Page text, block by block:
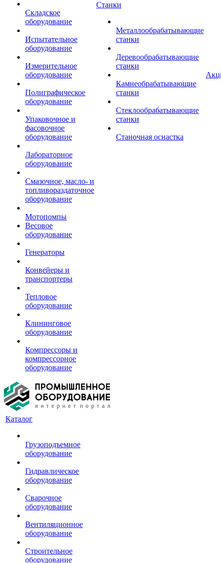
Складское
оборудование
Испытательное
оборудование
Измерительное
оборудование
Полиграфическое
оборудование
Упаковочное и
фасовочное
оборудование
Лабораторное
оборудование
Смазочное, масло- и
топливораздаточное
оборудование
Мотопомпы
Весовое
оборудование
Генераторы
Конвейеры и
транспортеры
Тепловое
оборудование
Клининговое
оборудование
Компрессоры и
компрессорное
оборудование
Станки
Металлообрабатывающие
станки
Деревообрабатывающие
станки
Камнеобрабатывающие
станки
Стеклообрабатывающие
станки
Станочная оснастка
Каталог
Грузоподъемное
оборудование
Гидравлическое
оборудование
Сварочное
оборудование
Вентиляционное
оборудование
Строительное
оборудование